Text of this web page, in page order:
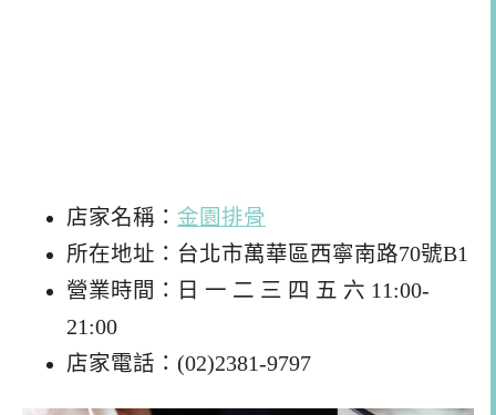
店家名稱： 金園排骨
所在地址：台北市萬華區西寧南路70號B1
營業時間：日 一 二 三 四 五 六 11:00-
21:00
店家電話：(02)2381-9797